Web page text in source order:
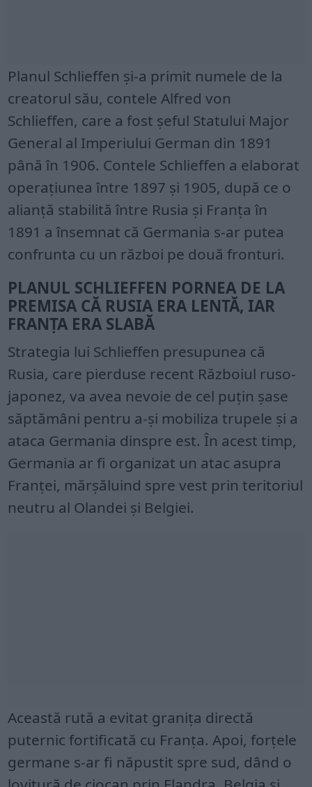
Planul Schlieffen și-a primit numele de la
creatorul său, contele Alfred von
Schlieffen, care a fost șeful Statului Major
General al Imperiului German din 1891
până în 1906. Contele Schlieffen a elaborat
operațiunea între 1897 și 1905, după ce o
alianță stabilită între Rusia și Franța în
1891 a însemnat că Germania s-ar putea
confrunta cu un război pe două fronturi.
PLANUL SCHLIEFFEN PORNEA DE LA
PREMISA CĂ RUSIA ERA LENTĂ, IAR
FRANȚA ERA SLABĂ
Strategia lui Schlieffen presupunea că
Rusia, care pierduse recent Războiul ruso-
japonez, va avea nevoie de cel puțin șase
săptămâni pentru a-și mobiliza trupele și a
ataca Germania dinspre est. În acest timp,
Germania ar fi organizat un atac asupra
Franței, mărșăluind spre vest prin teritoriul
neutru al Olandei și Belgiei.
Această rută a evitat granița directă
puternic fortificată cu Franța. Apoi, forțele
germane s-ar fi năpustit spre sud, dând o